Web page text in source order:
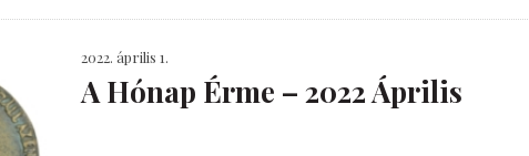
2022. április 1.
A Hónap Érme – 2022 Április